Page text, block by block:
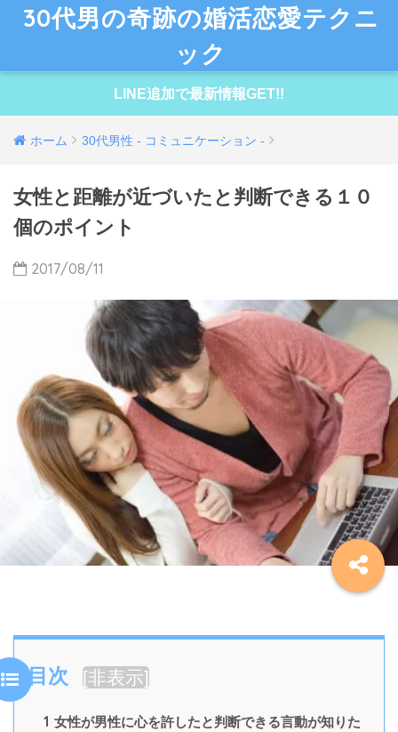
30代男の奇跡の婚活恋愛テクニ
ック
LINE追加で最新情報GET!!
ホーム 30代男性 - コミュニケーション -
女性と距離が近づいたと判断できる１０
個のポイント
2017/08/11
目次 [非表示]
1 女性が男性に心を許したと判断できる言動が知りた